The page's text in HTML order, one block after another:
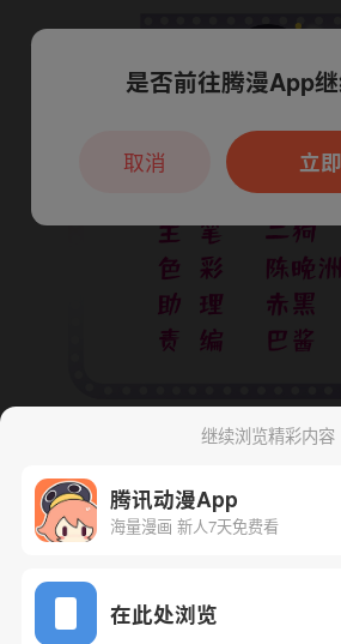
下一话
继续浏览精彩内容
腾讯动漫App
海量漫画 新人7天免费看
在此处浏览
本章节仅支持App阅读，可
户7天免费看
是否前往腾漫App
立
取消